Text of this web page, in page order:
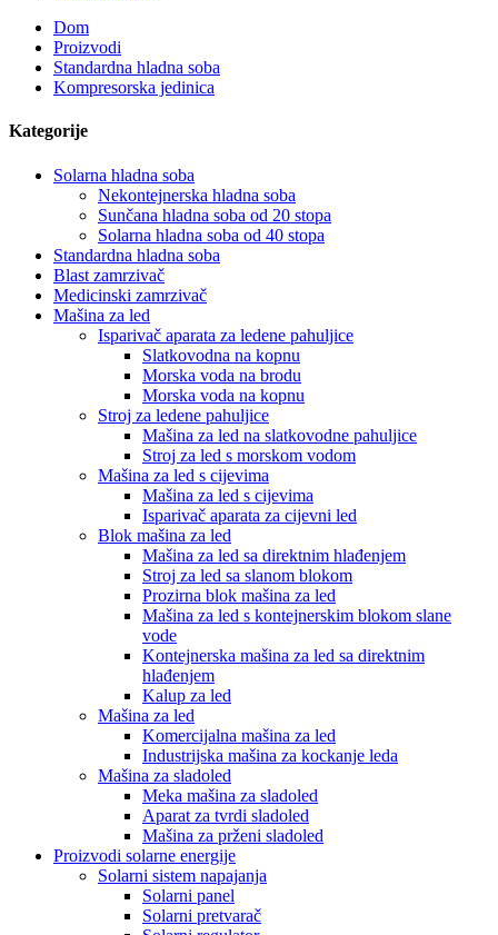
Dom
Proizvodi
Standardna hladna soba
Kompresorska jedinica
Kategorije
Solarna hladna soba
Nekontejnerska hladna soba
Sunčana hladna soba od 20 stopa
Solarna hladna soba od 40 stopa
Standardna hladna soba
Blast zamrzivač
Medicinski zamrzivač
Mašina za led
Isparivač aparata za ledene pahuljice
Slatkovodna na kopnu
Morska voda na brodu
Morska voda na kopnu
Stroj za ledene pahuljice
Mašina za led na slatkovodne pahuljice
Stroj za led s morskom vodom
Mašina za led s cijevima
Mašina za led s cijevima
Isparivač aparata za cijevni led
Blok mašina za led
Mašina za led sa direktnim hlađenjem
Stroj za led sa slanom blokom
Prozirna blok mašina za led
Mašina za led s kontejnerskim blokom slane
vode
Kontejnerska mašina za led sa direktnim
hlađenjem
Kalup za led
Mašina za led
Komercijalna mašina za led
Industrijska mašina za kockanje leda
Mašina za sladoled
Meka mašina za sladoled
Aparat za tvrdi sladoled
Mašina za prženi sladoled
Proizvodi solarne energije
Solarni sistem napajanja
Solarni panel
Solarni pretvarač